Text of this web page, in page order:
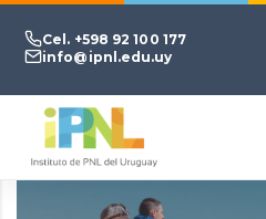
Cel. +598 92 100 177
info@ipnl.edu.uy
Ir al